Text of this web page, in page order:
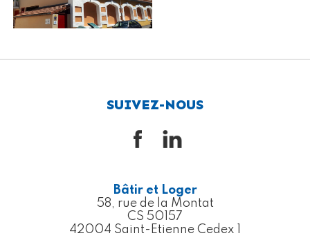
SUIVEZ-NOUS
Bâtir et Loger
58, rue de la Montat
CS 50157
42004 Saint-Etienne Cedex 1